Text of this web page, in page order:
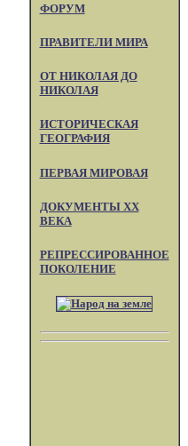
ФОРУМ
ПРАВИТЕЛИ МИРА
ОТ НИКОЛАЯ ДО
НИКОЛАЯ
ИСТОРИЧЕСКАЯ
ГЕОГРАФИЯ
ПЕРВАЯ МИРОВАЯ
ДОКУМЕНТЫ XX
ВЕКА
РЕПРЕССИРОВАННОЕ
ПОКОЛЕНИЕ